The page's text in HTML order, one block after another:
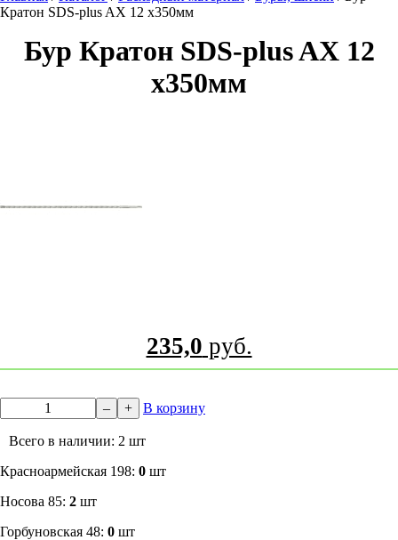
Кратон SDS-plus AX 12 х350мм
Бур Кратон SDS-plus AX 12
х350мм
235,0 руб.
– + В корзину
Всего в наличии: 2 шт
​Красноармейская 198: 0 шт
Носова 85: 2 шт
​Горбуновская 48: 0 шт